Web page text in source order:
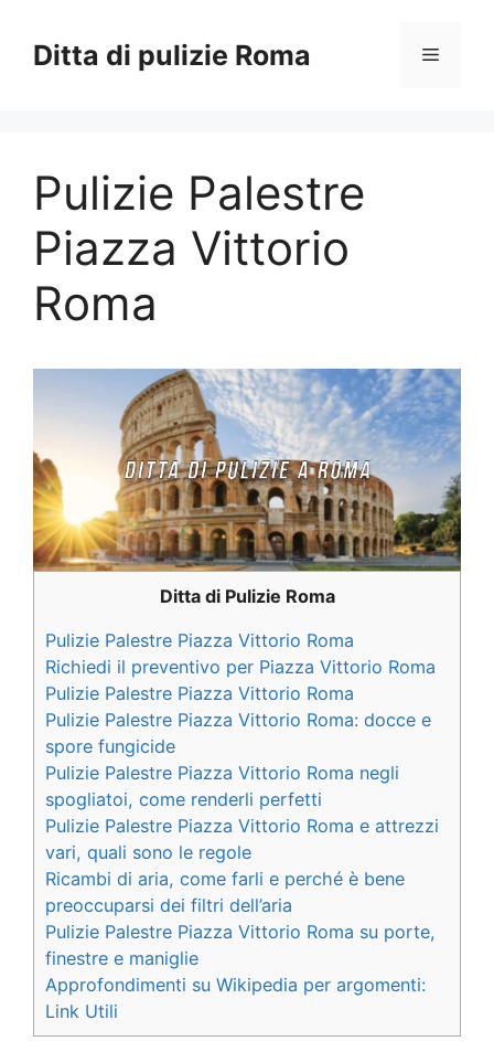
contenuto
Ditta di pulizie Roma Menu
Pulizie Palestre
Piazza Vittorio
Roma
Ditta di Pulizie Roma
Pulizie Palestre Piazza Vittorio Roma
Richiedi il preventivo per Piazza Vittorio Roma
Pulizie Palestre Piazza Vittorio Roma
Pulizie Palestre Piazza Vittorio Roma: docce e
spore fungicide
Pulizie Palestre Piazza Vittorio Roma negli
spogliatoi, come renderli perfetti
Pulizie Palestre Piazza Vittorio Roma e attrezzi
vari, quali sono le regole
Ricambi di aria, come farli e perché è bene
preoccuparsi dei filtri dell’aria
Pulizie Palestre Piazza Vittorio Roma su porte,
finestre e maniglie
Approfondimenti su Wikipedia per argomenti:
Link Utili